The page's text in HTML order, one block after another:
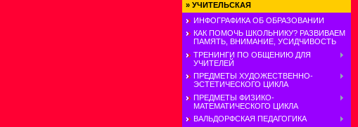
» УЧИТЕЛЬСКАЯ
ИНФОГРАФИКА ОБ ОБРАЗОВАНИИ
КАК ПОМОЧЬ ШКОЛЬНИКУ? РАЗВИВАЕМ
ПАМЯТЬ, ВНИМАНИЕ, УСИДЧИВОСТЬ
ТРЕНИНГИ ПО ОБЩЕНИЮ ДЛЯ
УЧИТЕЛЕЙ
ПРЕДМЕТЫ ХУДОЖЕСТВЕННО-
ЭСТЕТИЧЕСКОГО ЦИКЛА
ПРЕДМЕТЫ ФИЗИКО-
МАТЕМАТИЧЕСКОГО ЦИКЛА
ВАЛЬДОРФСКАЯ ПЕДАГОГИКА